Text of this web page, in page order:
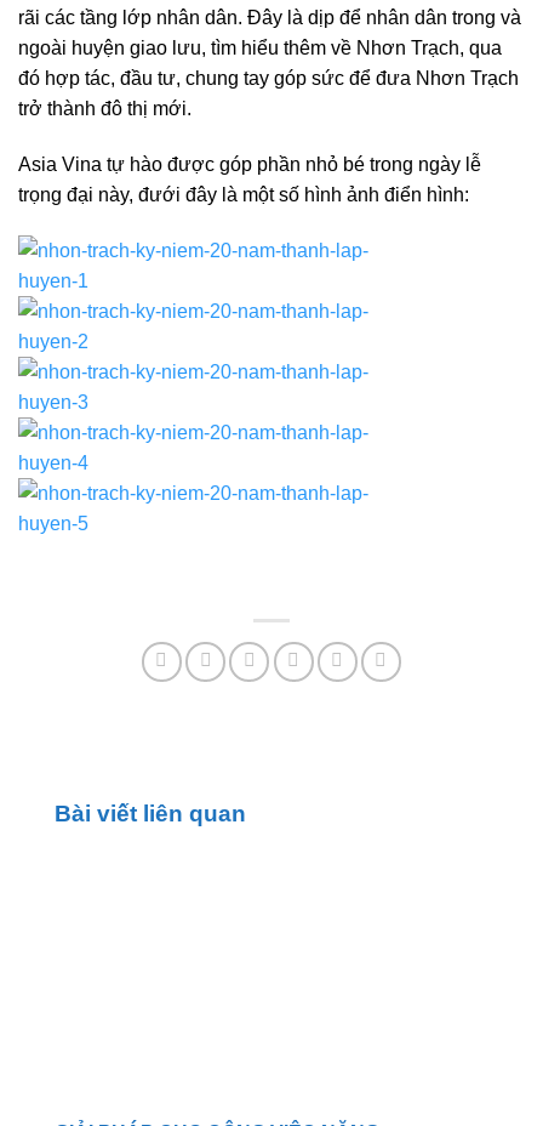
rãi các tầng lớp nhân dân. Đây là dịp để nhân dân trong và
ngoài huyện giao lưu, tìm hiểu thêm về Nhơn Trạch, qua
đó hợp tác, đầu tư, chung tay góp sức để đưa Nhơn Trạch
trở thành đô thị mới.
Asia Vina tự hào được góp phần nhỏ bé trong ngày lễ
trọng đại này, đưới đây là một số hình ảnh điển hình:
Bài viết liên quan